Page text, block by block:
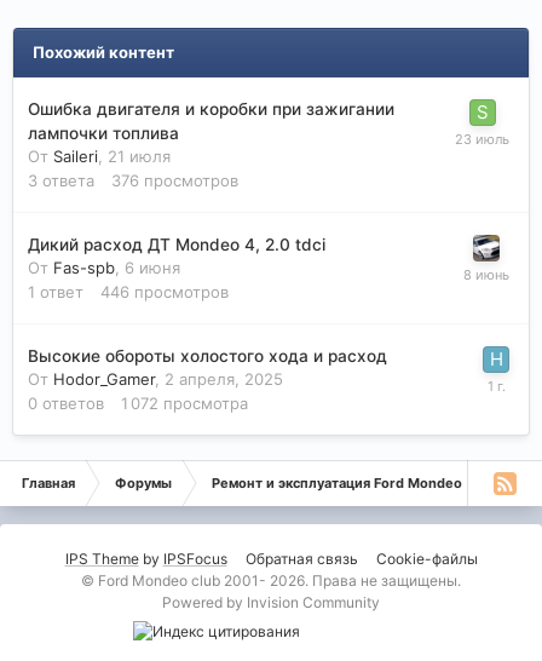
Похожий контент
Ошибка двигателя и коробки при зажигании
лампочки топлива
От Saileri 21 июля
3 ответа 376 просмотров
Дикий расход ДТ Mondeo 4, 2.0 tdci
От Fas-spb 6 июня
1 ответ 446 просмотров
Высокие обороты холостого хода и расход
От Hodor_Gamer, 2 апреля, 2025
0 ответов 1 072 просмотра
Главная Форумы Ремонт и эксплуатация Ford Mondeo
IPS Themeby IPSFocus Обратная связь
Cookie-файлы
© Ford Mondeo club 2001- 2026. Права не защищены.
Powered by Invision Community